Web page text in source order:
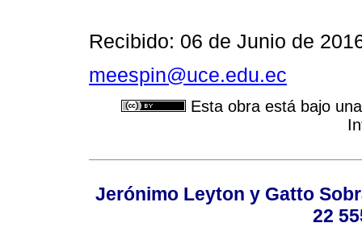
Recibido: 06 de Junio de
meespin@uce.edu.ec
Esta obra está bajo
Jerónimo Leyton y Gatto
22